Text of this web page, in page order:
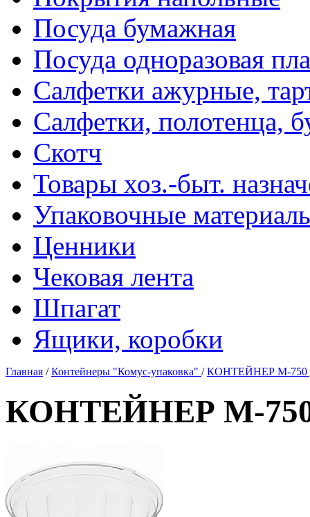
Посуда бумажная
Посуда одноразовая
Салфетки ажурные,
Салфетки, полотенца,
Скотч
Товары хоз.-быт.
Упаковочные
Ценники
Чековая лента
Шпагат
Ящики, коробки
Главная /Контейнеры "Комус-упаковка" /КОНТЕЙНЕР М-750
КОНТЕЙНЕР М-